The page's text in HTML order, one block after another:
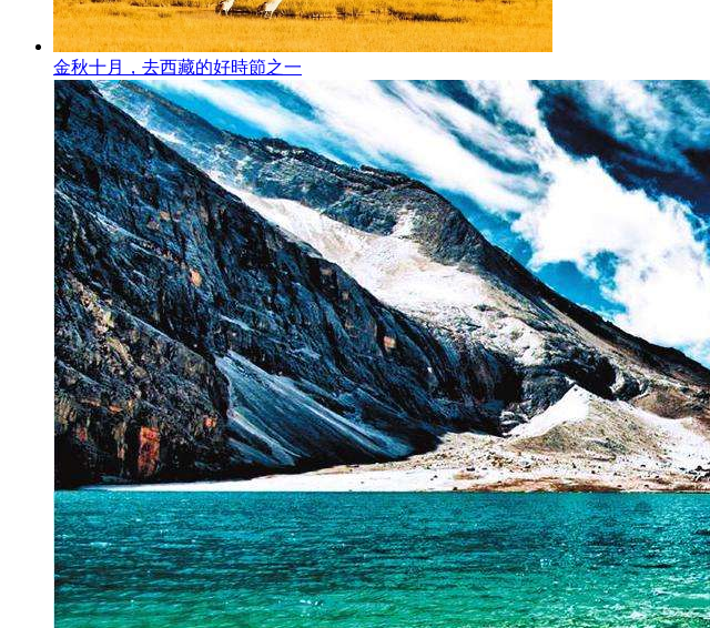
金秋十月，去西藏的好時節之一